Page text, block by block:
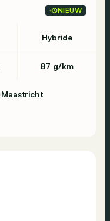
NIEUW
Hybride
87 g/km
Maastricht